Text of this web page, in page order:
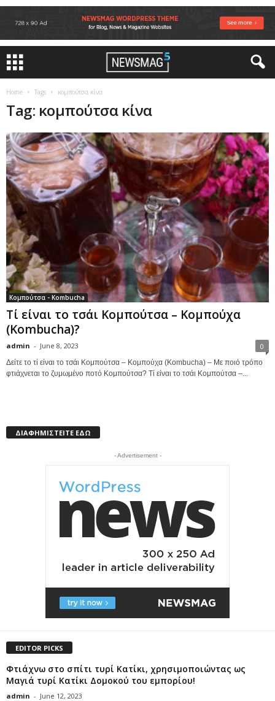
Home Tags κομπούτσα κίνα
Tag: κομπούτσα κίνα
Κομπούτσα - Kombucha
Τί είναι το τσάι Κομπούτσα – Κομπούχα
(Kombucha)?
admin - June 8, 2023 0
Δείτε το τί είναι το τσάι Κομπούτσα – Κομπούχα (Kombucha) – Με ποιό τρόπο
φτιάχνεται το ζυμωμένο ποτό Κομπούτσα? Τί είναι το τσάι Κομπούτσα –...
ΔΙΑΦΗΜΙΣΤΕΙΤΕ ΕΔΩ
- Advertisement -
EDITOR PICKS
Φτιάχνω στο σπίτι τυρί Κατίκι, χρησιμοποιώντας ως
Μαγιά τυρί Κατίκι Δομοκού του εμπορίου!
admin - June 12, 2023